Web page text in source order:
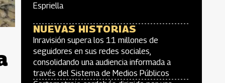
Espriella
NUEVAS HISTORIAS
Inravisión supera los 11 millones de
seguidores en sus redes sociales,
consolidando una audiencia informada a
través del Sistema de Medios Públicos